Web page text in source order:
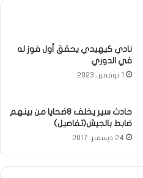
نادي كيهيدي يحقق أول فوز له
في الدوري
1 نوفمبر، 2023
حادث سير يخلف 8ضحايا من بينهم
ضابط بالجيش(تفاصيل)
24 ديسمبر، 2017